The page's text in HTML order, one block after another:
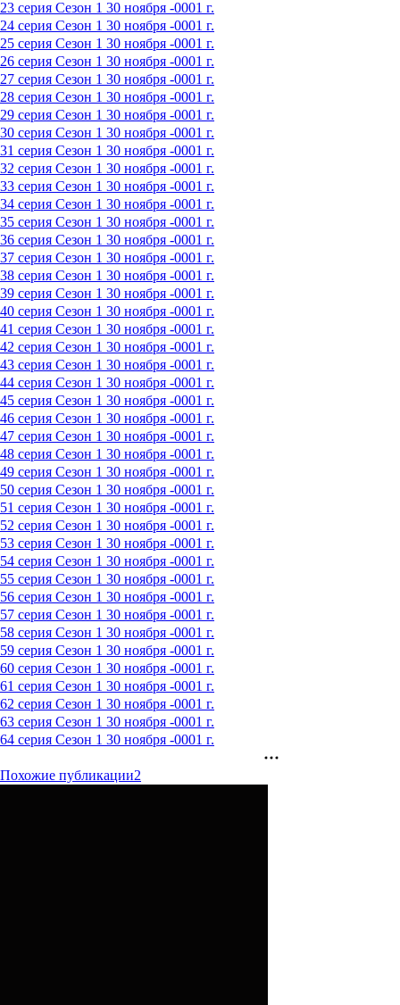
23 серия Сезон 1 30 ноября -0001 г.
24 серия Сезон 1 30 ноября -0001 г.
25 серия Сезон 1 30 ноября -0001 г.
26 серия Сезон 1 30 ноября -0001 г.
27 серия Сезон 1 30 ноября -0001 г.
28 серия Сезон 1 30 ноября -0001 г.
29 серия Сезон 1 30 ноября -0001 г.
30 серия Сезон 1 30 ноября -0001 г.
31 серия Сезон 1 30 ноября -0001 г.
32 серия Сезон 1 30 ноября -0001 г.
33 серия Сезон 1 30 ноября -0001 г.
34 серия Сезон 1 30 ноября -0001 г.
35 серия Сезон 1 30 ноября -0001 г.
36 серия Сезон 1 30 ноября -0001 г.
37 серия Сезон 1 30 ноября -0001 г.
38 серия Сезон 1 30 ноября -0001 г.
39 серия Сезон 1 30 ноября -0001 г.
40 серия Сезон 1 30 ноября -0001 г.
41 серия Сезон 1 30 ноября -0001 г.
42 серия Сезон 1 30 ноября -0001 г.
43 серия Сезон 1 30 ноября -0001 г.
44 серия Сезон 1 30 ноября -0001 г.
45 серия Сезон 1 30 ноября -0001 г.
46 серия Сезон 1 30 ноября -0001 г.
47 серия Сезон 1 30 ноября -0001 г.
48 серия Сезон 1 30 ноября -0001 г.
49 серия Сезон 1 30 ноября -0001 г.
50 серия Сезон 1 30 ноября -0001 г.
51 серия Сезон 1 30 ноября -0001 г.
52 серия Сезон 1 30 ноября -0001 г.
53 серия Сезон 1 30 ноября -0001 г.
54 серия Сезон 1 30 ноября -0001 г.
55 серия Сезон 1 30 ноября -0001 г.
56 серия Сезон 1 30 ноября -0001 г.
57 серия Сезон 1 30 ноября -0001 г.
58 серия Сезон 1 30 ноября -0001 г.
59 серия Сезон 1 30 ноября -0001 г.
60 серия Сезон 1 30 ноября -0001 г.
61 серия Сезон 1 30 ноября -0001 г.
62 серия Сезон 1 30 ноября -0001 г.
63 серия Сезон 1 30 ноября -0001 г.
64 серия Сезон 1 30 ноября -0001 г.
Похожие публикации2